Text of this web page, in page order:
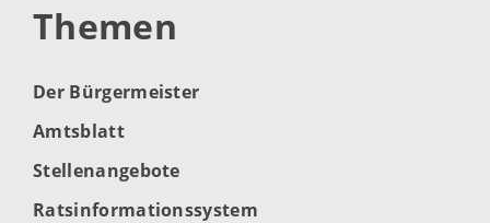
Themen
Der Bürgermeister
Amtsblatt
Stellenangebote
Ratsinformationssystem